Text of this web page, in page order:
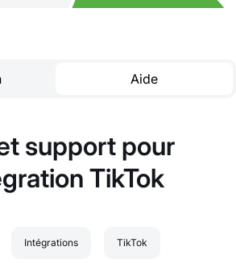
Aide
support pour
TikTok
Intégrations TikTok